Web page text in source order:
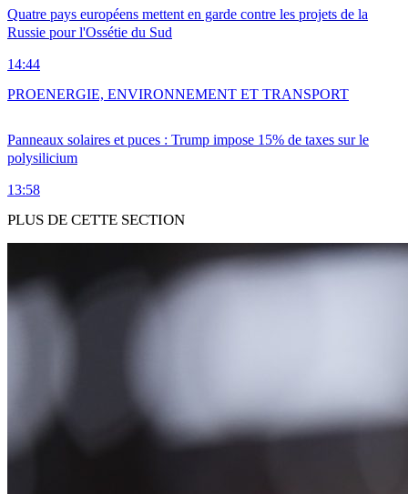
Quatre pays européens mettent en garde contre les projets de la
Russie pour l'Ossétie du Sud
14:44
Panneaux solaires et puces : Trump impose 15% de taxes sur le
polysilicium
13:58
PROENERGIE, ENVIRONNEMENT ET TRANSPORT
PLUS DE CETTE SECTION